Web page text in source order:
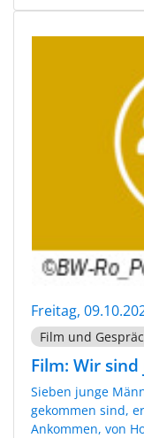
Freitag,
Film und
Film: Wir
Sieben junge
gekommen sind,
Ankommen, von